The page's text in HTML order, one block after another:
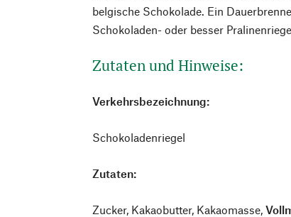
belgische Schokolade. Ein
Schokoladen- oder besser
Zutaten und Hinweise:
Verkehrsbezeichnung:
Schokoladenriegel
Zutaten:
Zucker, Kakaobutter, Kakaomasse,